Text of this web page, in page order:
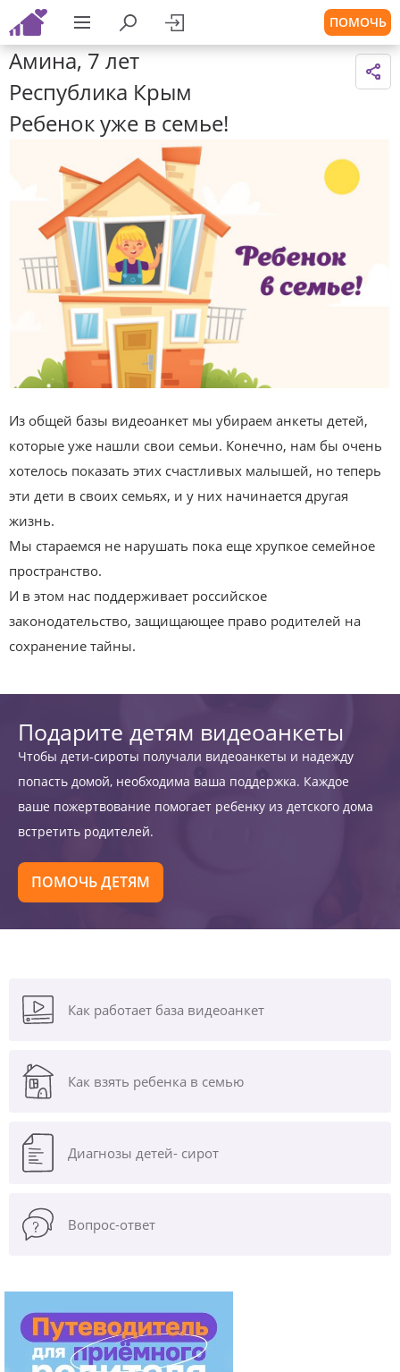
ПОМОЧЬ
Амина, 7 лет
Республика Крым
Ребенок уже в семье!
Из общей базы видеоанкет мы убираем анкеты детей,
которые уже нашли свои семьи. Конечно, нам бы очень
хотелось показать этих счастливых малышей, но теперь
эти дети в своих семьях, и у них начинается другая
жизнь.
Мы стараемся не нарушать пока еще хрупкое семейное
пространство.
И в этом нас поддерживает российское
законодательство, защищающее право родителей на
сохранение тайны.
Подарите детям видеоанкеты
Чтобы дети-сироты получали видеоанкеты и надежду
попасть домой, необходима ваша поддержка. Каждое
ваше пожертвование помогает ребенку из детского дома
встретить родителей.
ПОМОЧЬ ДЕТЯМ
Как работает база видеоанкет
Как взять ребенка в семью
Диагнозы детей- сирот
Вопрос-ответ